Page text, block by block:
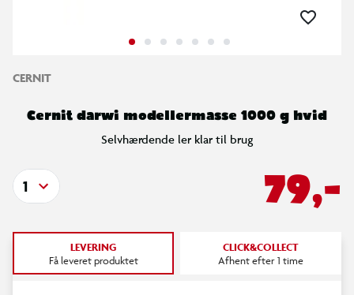
CERNIT
Cernit darwi modellermasse 1000 g hvid
Selvhærdende ler klar til brug
79,-
1
LEVERING
Få leveret produktet
CLICK&COLLECT
Afhent efter 1 time